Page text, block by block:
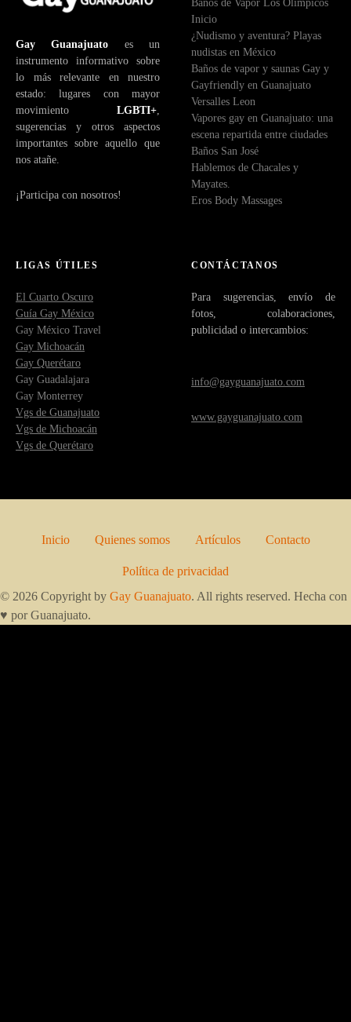
Gay Guanajuato es un
instrumento informativo sobre
lo más relevante en nuestro
estado: lugares con mayor
movimiento LGBTI+
sugerencias y otros aspectos
importantes sobre aquello que
nos atañe.
¡Participa con nosotros!
Inicio
¿Nudismo y aventura? Playas
nudistas en México
Baños de vapor y saunas Gay y
Gayfriendly en Guanajuato
Versalles Leon
Vapores gay en Guanajuato: una
escena repartida entre ciudades
Baños San José
Hablemos de Chacales y
Mayates.
Eros Body Massages
LIGAS ÚTILES
El Cuarto Oscuro
Guía Gay México
Gay México Travel
Gay Michoacán
Gay Querétaro
Gay Guadalajara
Gay Monterrey
Vgs de Guanajuato
Vgs de Michoacán
Vgs de Querétaro
CONTÁCTANOS
Para sugerencias, envío de
fotos, colaboraciones,
publicidad o intercambios:
info@gayguanajuato.com
www.gayguanajuato.com
Inicio Quienes somos Artículos Contacto
Política de privacidad
© 2026 Copyright by Gay Guanajuato. All rights reserved. Hecha con
♥ por Guanajuato.